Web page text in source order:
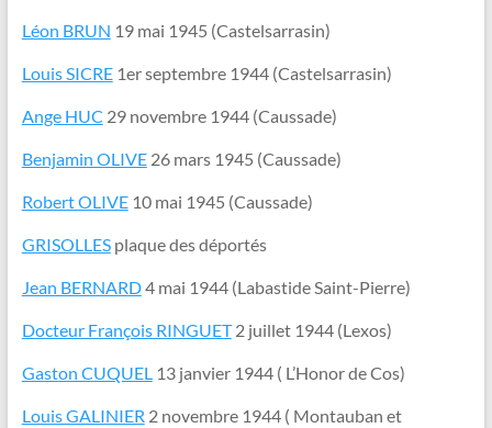
Léon BRUN 19 mai 1945 (Castelsarrasin)
Louis SICRE1er septembre 1944 (Castelsarrasin)
Ange HUC 29 novembre 1944 (Caussade)
Benjamin OLIVE26 mars 1945 (Caussade)
Robert OLIVE10 mai 1945 (Caussade)
GRISOLLESplaque des déportés
Jean BERNARD4 mai 1944 (Labastide Saint-Pierre)
Docteur François RINGUET2 juillet 1944 (Lexos)
Gaston CUQUEL13 janvier 1944 ( L’Honor de Cos)
Louis GALINIER 2 novembre 1944 ( Montauban et